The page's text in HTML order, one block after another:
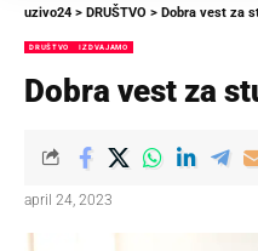
uzivo24 > DRUŠTVO > Dobra vest za
DRUŠTVO IZDVAJAMO
Dobra vest za
april 24, 2023